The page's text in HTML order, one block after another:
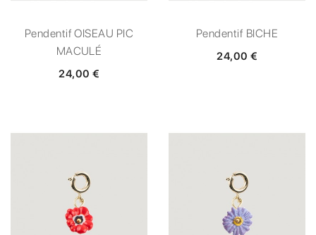
Pendentif OISEAU PIC
MACULÉ
24,00 €
Pendentif BICHE
24,00 €